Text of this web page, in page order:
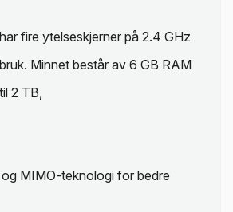
fire ytelseskjerner på 2.4 GHz
Minnet består av 6 GB RAM
2 TB,
MIMO-teknologi for bedre